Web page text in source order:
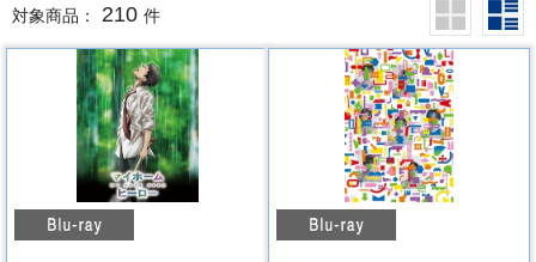
対象商品： 210 件